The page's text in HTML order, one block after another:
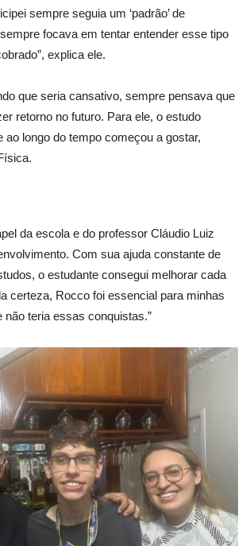
sempre seguia um ‘padrão’ de
focava em tentar entender esse tipo
explica ele.
que seria cansativo, sempre pensava que
retorno no futuro. Para ele, o estudo
ao longo do tempo começou a gostar,
da escola e do professor Cláudio Luiz
Com sua ajuda constante de
o estudante consegui melhorar cada
certeza, Rocco foi essencial para minhas
teria essas conquistas.”